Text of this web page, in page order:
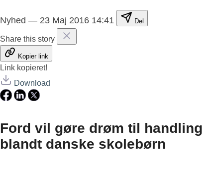
Nyhed — 23 Maj 2016 14:41 Del
Share this story
Kopier link
Link kopieret!
Download
Ford vil gøre drøm til handling
blandt danske skolebørn